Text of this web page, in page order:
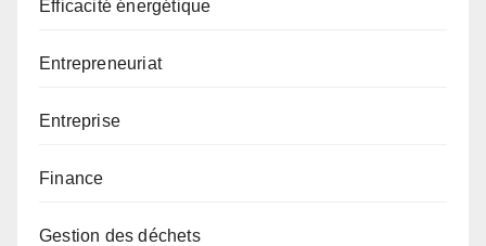
Efficacité énergétique
Entrepreneuriat
Entreprise
Finance
Gestion des déchets